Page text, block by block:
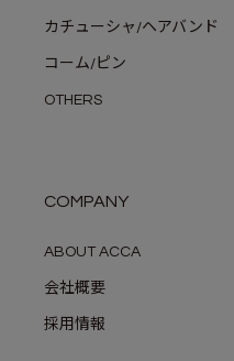
カチューシャ/ヘアバンド
コーム/ピン
OTHERS
COMPANY
ABOUT ACCA
会社概要
採用情報